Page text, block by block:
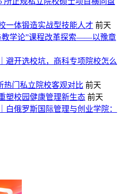
一体锻造实战型技能人才 前天
教学论”课程改革探索——以豫章
避开选校坑，商科专项院校怎么
热门私立院校客观对比 前天
塑校园健康管理新生态 前天
白俄罗斯国际管理与创业学院：